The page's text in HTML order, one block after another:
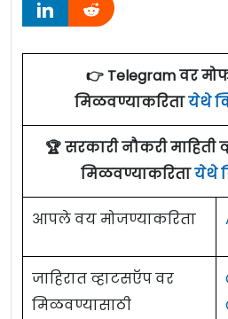
👉 Telegram वर
मिळवण्याकरितायेथे
🏆 सरकारी नौकरी माहिती
मिळवण्याकरितायेथे
आपले वय मोजण्याकरिता
जाहिरात व्हाटसऍप वर
मिळवण्यासाठी